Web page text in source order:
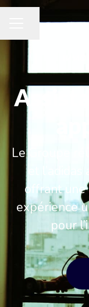
Le Groupe
et
offrant une
expérience
pour